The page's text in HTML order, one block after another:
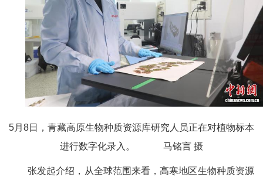
5月8日，青藏高原生物种质资源库研究人员正在对植物标本
进行数字化录入。 马铭言 摄
张发起介绍，从全球范围来看，高寒地区生物种质资源